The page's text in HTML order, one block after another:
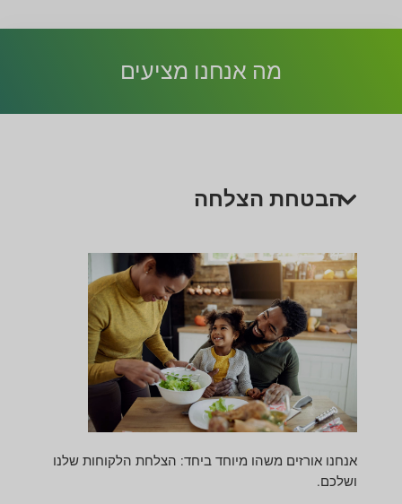
מה אנחנו מציעים
הבטחת הצלחה
אנחנו אורזים משהו מיוחד ביחד: הצלחת הלקוחות שלנו
ושלכם.